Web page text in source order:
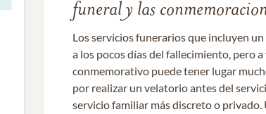
funeral y las
Los servicios funerarios que incluyen
a los pocos días del fallecimiento, pero
conmemorativo puede tener lugar
por realizar un velatorio antes del
servicio familiar más discreto o